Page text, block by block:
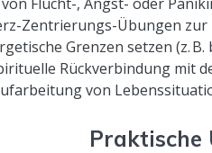
Zentrierungs-Übungen
Grenzen setzen (z.
Rückverbindung mit
von
Praktische